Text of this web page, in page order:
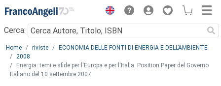
Menu
Cerca:
Main content
Home riviste
ECONOMIA DELLE FONTI DI ENERGIA E DELL’AMBIENTE
2008
Energia: temi e sfide per l'Europa e per l'Italia. Position Paper del Governo
Italiano del 10 settembre 2007